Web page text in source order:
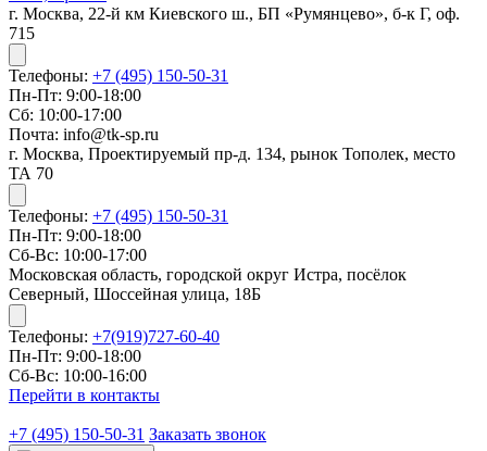
г. Москва, 22-й км Киевского ш., БП «Румянцево», б-к Г, оф.
715
Телефоны: +7 (495) 150-50-31
Пн-Пт: 9:00-18:00
Сб: 10:00-17:00
Почта: info@tk-sp.ru
г. Москва, Проектируемый пр-д. 134, рынок Тополек, место
ТА 70
Телефоны: +7 (495) 150-50-31
Пн-Пт: 9:00-18:00
Сб-Вс: 10:00-17:00
Московская область, городской округ Истра, посёлок
Северный, Шоссейная улица, 18Б
Телефоны: +7(919)727-60-40
Пн-Пт: 9:00-18:00
Сб-Вс: 10:00-16:00
Перейти в контакты
+7 (495) 150-50-31 Заказать звонок